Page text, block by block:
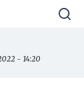
- 14:20